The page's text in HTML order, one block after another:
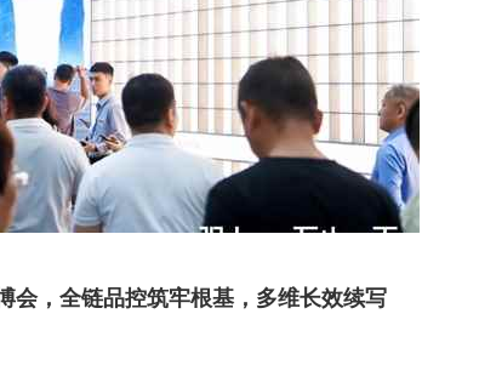
会，全链品控筑牢根基，多维长效续写